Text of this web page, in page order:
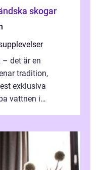
skogar
– det är en
tradition,
exklusiva
vattnen i